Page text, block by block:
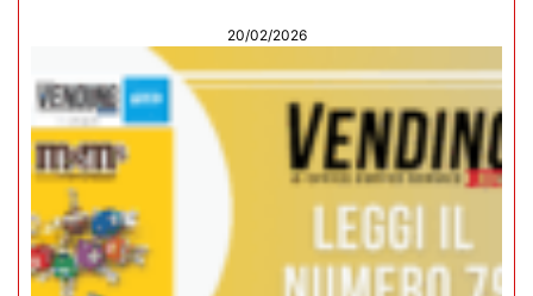
20/02/2026